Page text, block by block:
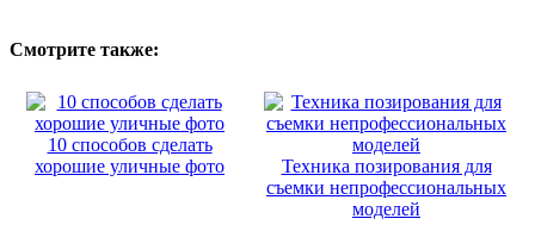
Смотрите также:
10 способов сделать
хорошие уличные фото
Техника позирования для
съемки непрофессиональных
моделей